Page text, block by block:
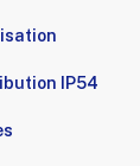
IP54